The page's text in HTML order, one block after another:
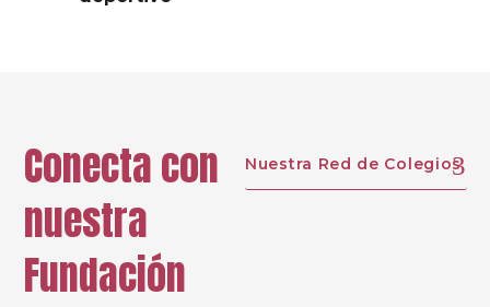
Conecta con
nuestra
Fundación
Nuestra Red de Colegios